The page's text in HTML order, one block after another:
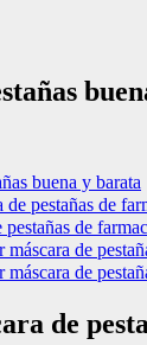
buena y barata
pestañas de
de
de
de
de